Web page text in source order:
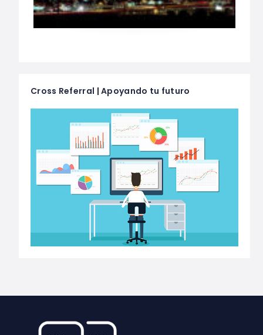
Cross Referral | Apoyando tu futuro